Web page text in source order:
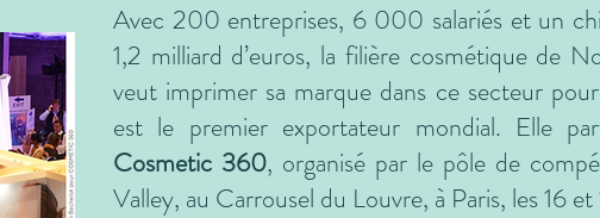
Avec 200 entreprises, 6 000 salariés et un
1,2 milliard d’euros, la filière cosmétique de
veut imprimer sa marque dans ce secteur
est le premier exportateur mondial. Elle
Cosmetic 360, organisé par le pôle de
Valley, au Carrousel du Louvre, à Paris, les 16